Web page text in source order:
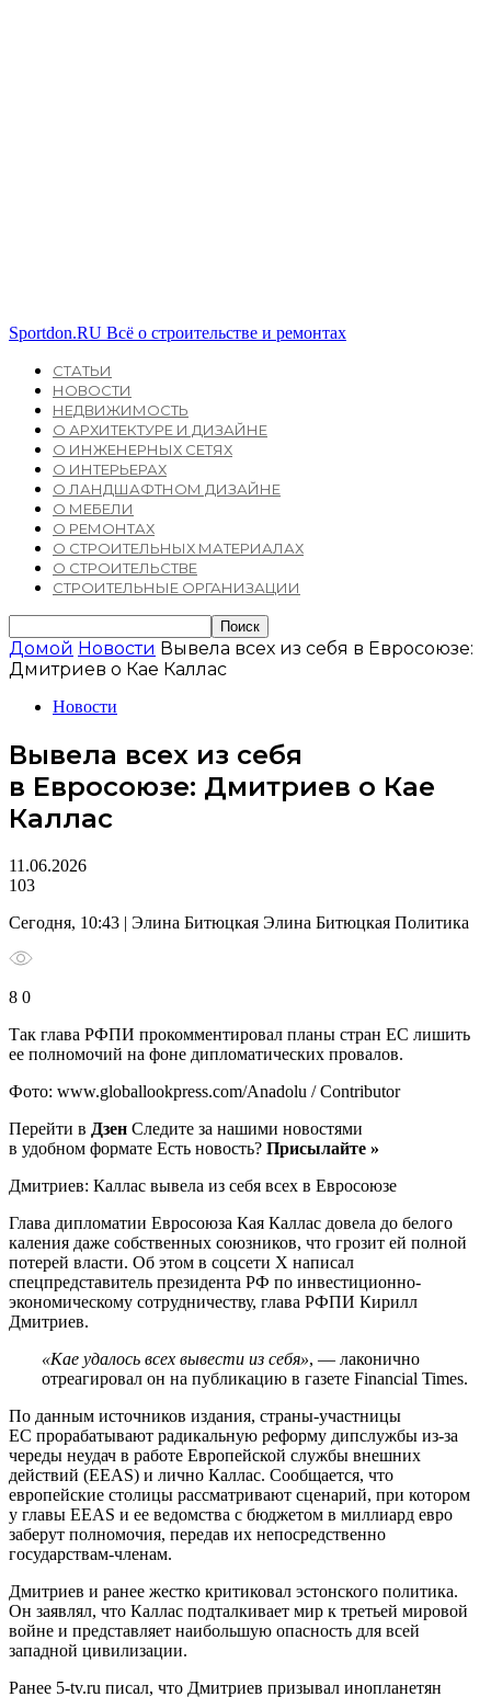
Sportdon.RU Всё о строительстве и ремонтах
СТАТЬИ
НОВОСТИ
НЕДВИЖИМОСТЬ
О АРХИТЕКТУРЕ И ДИЗАЙНЕ
О ИНЖЕНЕРНЫХ СЕТЯХ
О ИНТЕРЬЕРАХ
О ЛАНДШАФТНОМ ДИЗАЙНЕ
О МЕБЕЛИ
О РЕМОНТАХ
О СТРОИТЕЛЬНЫХ МАТЕРИАЛАХ
О СТРОИТЕЛЬСТВЕ
СТРОИТЕЛЬНЫЕ ОРГАНИЗАЦИИ
Домой Новости Вывела всех из себя в Евросоюзе:
Дмитриев о Кае Каллас
Новости
Вывела всех из себя
в Евросоюзе: Дмитриев о Кае
Каллас
11.06.2026
103
Сегодня, 10:43 | Элина Битюцкая Элина Битюцкая Политика
8 0
Так глава РФПИ прокомментировал планы стран ЕС лишить
ее полномочий на фоне дипломатических провалов.
Фото: www.globallookpress.com/Anadolu / Contributor
Перейти в Дзен Следите за нашими новостями
в удобном формате Есть новость? Присылайте »
Дмитриев: Каллас вывела из себя всех в Евросоюзе
Глава дипломатии Евросоюза Кая Каллас довела до белого
каления даже собственных союзников, что грозит ей полной
потерей власти. Об этом в соцсети X написал
спецпредставитель президента РФ по инвестиционно-
экономическому сотрудничеству, глава РФПИ Кирилл
Дмитриев.
«Кае удалось всех вывести из себя», — лаконично
отреагировал он на публикацию в газете Financial Times.
По данным источников издания, страны-участницы
ЕС прорабатывают радикальную реформу дипслужбы из-за
череды неудач в работе Европейской службы внешних
действий (EEAS) и лично Каллас. Сообщается, что
европейские столицы рассматривают сценарий, при котором
у главы EEAS и ее ведомства с бюджетом в миллиард евро
заберут полномочия, передав их непосредственно
государствам-членам.
Дмитриев и ранее жестко критиковал эстонского политика.
Он заявлял, что Каллас подталкивает мир к третьей мировой
войне и представляет наибольшую опасность для всей
западной цивилизации.
Ранее 5-tv.ru писал, что Дмитриев призывал инопланетян